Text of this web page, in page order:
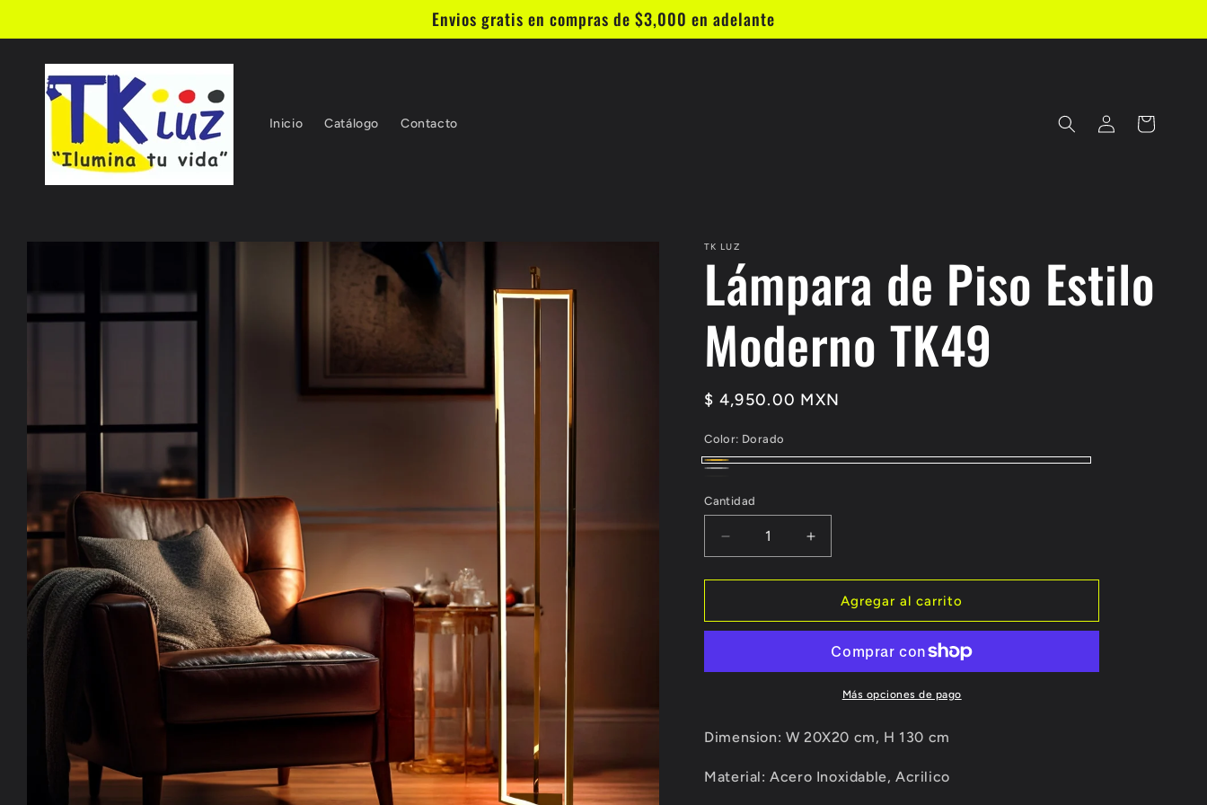
al contenido
Envios gratis en compras de $3,000 en adelante
Inicio Catálogo Contacto
Iniciar
sesión
Carrito
directamente
del producto
TK LUZ
Lámpara de Piso Estilo
Moderno TK49
Precio
$ 4,950.00 MXN
Color: Dorado
Dorado
Cantidad
Reducir
cantidad
para
de
Moderno
Aumentar
cantidad
para
Lámpara
de
Estilo
Moderno
TK49
Agregar al carrito
Más opciones de pago
Dimension: W 20X20 cm, H 130 cm
Material:Acero Inoxidable, Acrilico